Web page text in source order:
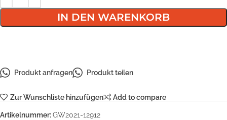
IN DEN WARENKORB
Produkt anfragen Produkt teilen
Zur Wunschliste hinzufügen Add to compare
Artikelnummer:GW2021-12912